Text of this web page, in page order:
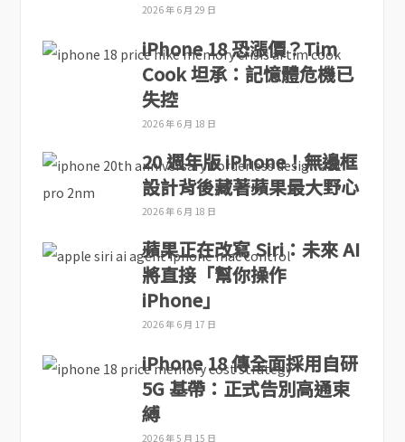
2026 年 6 月 29 日
iPhone 18 恐漲價？Tim
Cook 坦承：記憶體危機已
失控
2026 年 6 月 18 日
20 週年版 iPhone！無邊框
設計背後藏著蘋果最大野心
2026 年 6 月 18 日
蘋果正在改寫 Siri：未來 AI
將直接「幫你操作
iPhone」
2026 年 6 月 17 日
iPhone 18 傳全面採用自研
5G 基帶：正式告別高通束
縛
2026 年 5 月 15 日